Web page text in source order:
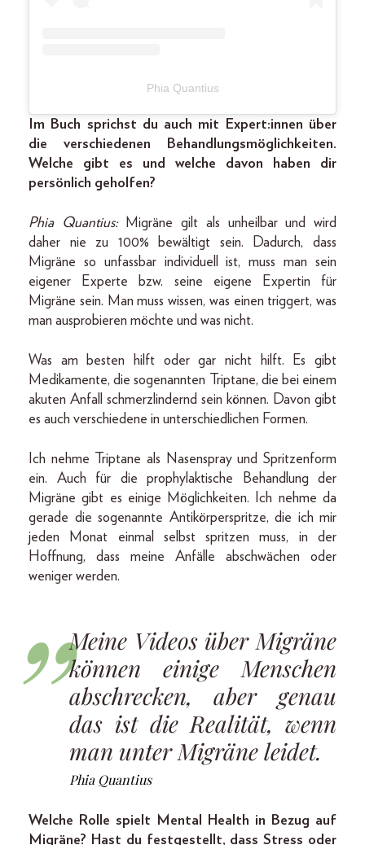
Phia Quantius
Im Buch sprichst du auch mit Expert:innen über
die verschiedenen Behandlungsmöglichkeiten.
Welche gibt es und welche davon haben dir
persönlich geholfen?
Phia Quantius:Migräne gilt als unheilbar und wird
daher nie zu 100% bewältigt sein. Dadurch, dass
Migräne so unfassbar individuell ist, muss man sein
eigener Experte bzw. seine eigene Expertin für
Migräne sein. Man muss wissen, was einen triggert, was
man ausprobieren möchte und was nicht.
Was am besten hilft oder gar nicht hilft. Es gibt
Medikamente, die sogenannten Triptane, die bei einem
akuten Anfall schmerzlindernd sein können. Davon gibt
es auch verschiedene in unterschiedlichen Formen.
Ich nehme Triptane als Nasenspray und Spritzenform
ein. Auch für die prophylaktische Behandlung der
Migräne gibt es einige Möglichkeiten. Ich nehme da
gerade die sogenannte Antikörperspritze, die ich mir
jeden Monat einmal selbst spritzen muss, in der
Hoffnung, dass meine Anfälle abschwächen oder
weniger werden.
Meine Videos über Migräne
können einige Menschen
abschrecken, aber genau
das ist die Realität, wenn
man unter Migräne leidet.
Phia Quantius
Welche Rolle spielt Mental Health in Bezug auf
Migräne? Hast du festgestellt, dass Stress oder